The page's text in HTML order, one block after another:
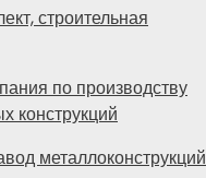
строительная
по производству
конструкций
металлоконструкций